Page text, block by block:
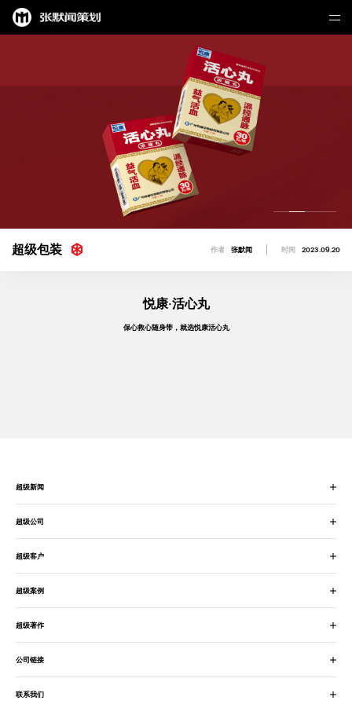
超级包装 作者 张默闻 时间 2023.09.20
悦康·活心丸
保心救心随身带，就选悦康活心丸
超级新闻
超级公司
超级客户
超级案例
超级著作
公司链接
联系我们